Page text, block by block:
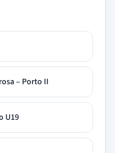
– Porto II
U19